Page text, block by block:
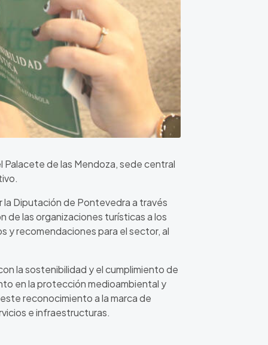
de las Mendoza, sede central
la Diputación de Pontevedra a través
de las organizaciones turísticas a los
y recomendaciones para el sector, al
la sostenibilidad y el cumplimiento de
en la protección medioambiental y
reconocimiento a la marca de
e infraestructuras.